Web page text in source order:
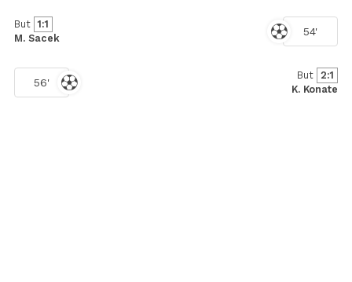
54'
But 1:1
M. Sacek
56'
But 2:1
K. Konate